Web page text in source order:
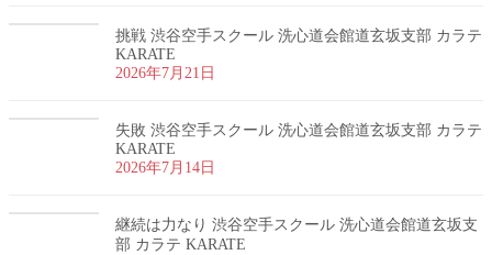
挑戦 渋谷空手スクール 洗心道会館道玄坂支部 カラテ
KARATE
2026年7月21日
失敗 渋谷空手スクール 洗心道会館道玄坂支部 カラテ
KARATE
2026年7月14日
継続は力なり 渋谷空手スクール 洗心道会館道玄坂支
部 カラテ KARATE